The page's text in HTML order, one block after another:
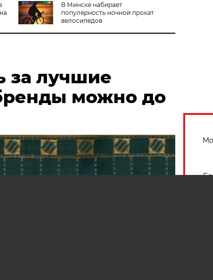
В Минске набирает
популярность ночной прокат
велосипедов
за лучшие
можно до